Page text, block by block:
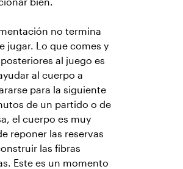
bien.
no termina
jugar. Lo que comes y
al juego es
al cuerpo a
para la siguiente
de un partido o de
el cuerpo es muy
reponer las reservas
las fibras
Este es un momento